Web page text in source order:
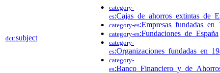
dct:subject
category-
es
category-es
category-es:Fundaciones_de_España
category-
es
category-
es